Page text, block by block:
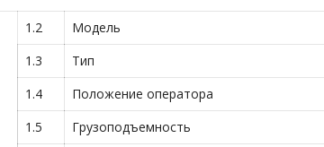
1.2 Модель
1.3
Тип
1.4
Положение оператора
1.5
Грузоподъемность